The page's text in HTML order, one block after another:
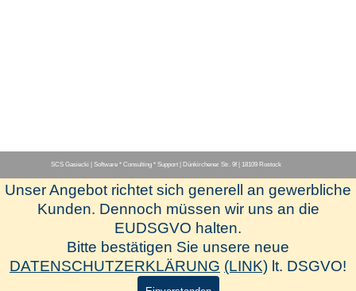
Menü überspringen
[Herstellerseite-www.hapak.de]
[Newsletter-Anmeldung]
[SCS-Fernwartung]
SCS Gasiecki | Software * Consulting * Support | Dünkirchener Str. 9f | 18109 Rostock
Unser Angebot richtet sich generell an gewerbliche
Kunden. Dennoch müssen wir uns an die
EUDSGVO halten.
Bitte bestätigen Sie unsere neue
DATENSCHUTZERKLÄRUNG (LINK) lt. DSGVO!